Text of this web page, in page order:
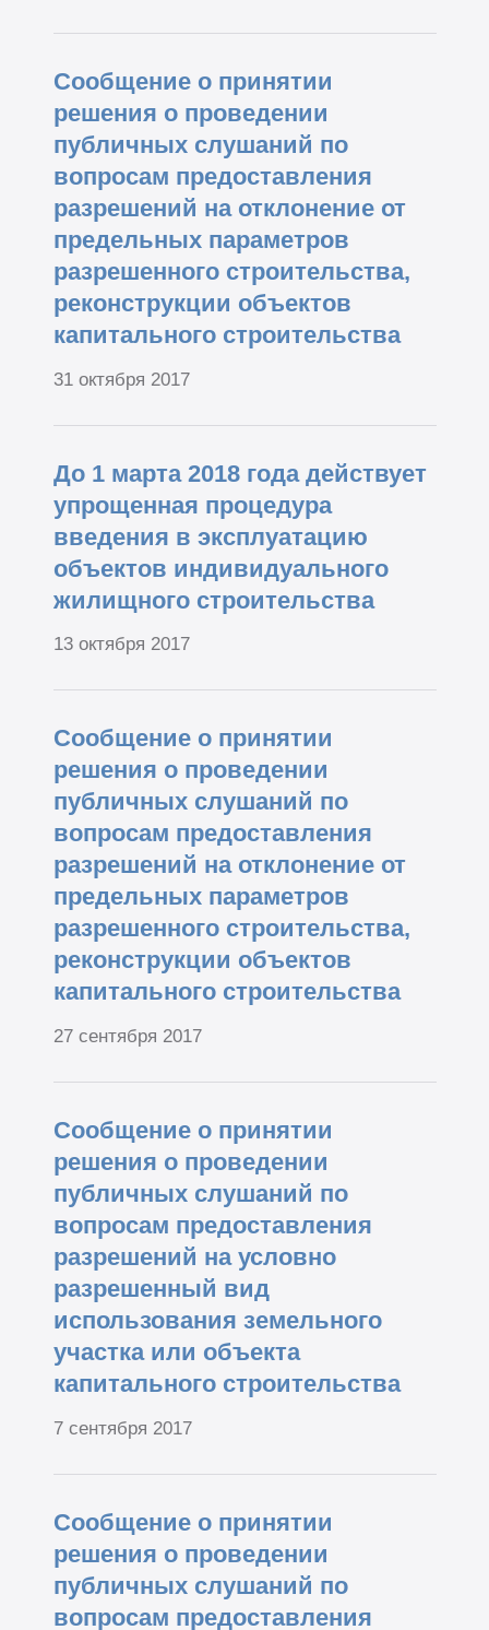
Сообщение о принятии
решения о проведении
публичных слушаний по
вопросам предоставления
разрешений на отклонение от
предельных параметров
разрешенного строительства,
реконструкции объектов
капитального строительства
31 октября 2017
До 1 марта 2018 года действует
упрощенная процедура
введения в эксплуатацию
объектов индивидуального
жилищного строительства
13 октября 2017
Сообщение о принятии
решения о проведении
публичных слушаний по
вопросам предоставления
разрешений на отклонение от
предельных параметров
разрешенного строительства,
реконструкции объектов
капитального строительства
27 сентября 2017
Сообщение о принятии
решения о проведении
публичных слушаний по
вопросам предоставления
разрешений на условно
разрешенный вид
использования земельного
участка или объекта
капитального строительства
7 сентября 2017
Сообщение о принятии
решения о проведении
публичных слушаний по
вопросам предоставления